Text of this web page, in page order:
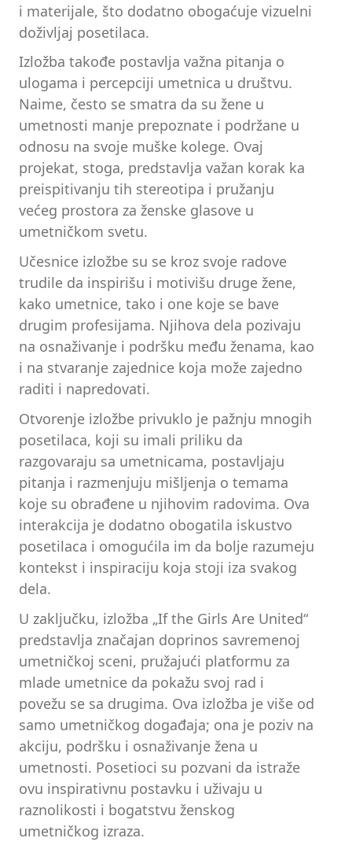
i materijale, što dodatno obogaćuje vizuelni
doživljaj posetilaca.
Izložba takođe postavlja važna pitanja o
ulogama i percepciji umetnica u društvu.
Naime, često se smatra da su žene u
umetnosti manje prepoznate i podržane u
odnosu na svoje muške kolege. Ovaj
projekat, stoga, predstavlja važan korak ka
preispitivanju tih stereotipa i pružanju
većeg prostora za ženske glasove u
umetničkom svetu.
Učesnice izložbe su se kroz svoje radove
trudile da inspirišu i motivišu druge žene,
kako umetnice, tako i one koje se bave
drugim profesijama. Njihova dela pozivaju
na osnaživanje i podršku među ženama, kao
i na stvaranje zajednice koja može zajedno
raditi i napredovati.
Otvorenje izložbe privuklo je pažnju mnogih
posetilaca, koji su imali priliku da
razgovaraju sa umetnicama, postavljaju
pitanja i razmenjuju mišljenja o temama
koje su obrađene u njihovim radovima. Ova
interakcija je dodatno obogatila iskustvo
posetilaca i omogućila im da bolje razumeju
kontekst i inspiraciju koja stoji iza svakog
dela.
U zaključku, izložba „If the Girls Are United“
predstavlja značajan doprinos savremenoj
umetničkoj sceni, pružajući platformu za
mlade umetnice da pokažu svoj rad i
povežu se sa drugima. Ova izložba je više od
samo umetničkog događaja; ona je poziv na
akciju, podršku i osnaživanje žena u
umetnosti. Posetioci su pozvani da istraže
ovu inspirativnu postavku i uživaju u
raznolikosti i bogatstvu ženskog
umetničkog izraza.